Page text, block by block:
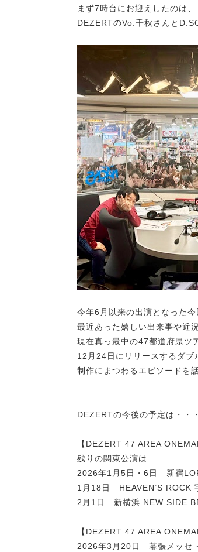
まず7時台にお迎えしたのは、
DEZERTのVo.千秋さんと
今年6月以来の出演となった今
最近あった嬉しい出来事や近
現在真っ最中の47都道府県ツ
12月24日にリリースするダ
制作にまつわるエピソードを
DEZERTの今後の予定は・・・
【DEZERT 47 AREA
残りの関東公演は
2026年1月5日・6日 新宿
1月18日 HEAVEN’S ROCK
2月1日 新横浜 NEW SIDE
【DEZERT 47 AREA
2026年3月20日 幕張メッセ